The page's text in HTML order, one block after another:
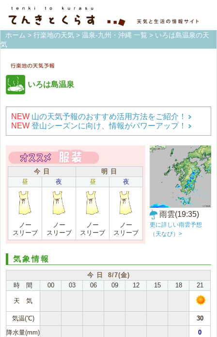
ホーム > 行楽地の天気 > 温泉-九州・沖縄 一覧 > いろは島温泉の天
気
いろは島温泉
NEW 山の天気予報のおすすめ活用方法をご紹介！
NEW 登山シーズンに向け、情報がパワーアップ！
今 日
明 日
昼
夜 昼 夜
ノー
スリーブ
ノー
スリーブ
ノー
スリーブ
ノー
スリーブ
雨雲(19:35)
更に詳しい雨雲予想
（天なび）>
気象情報
今 日 8/7(金)
時 間
00 03 06 09 12 15 18 21
天 気
気温(℃)
30
降水量(mm)
0